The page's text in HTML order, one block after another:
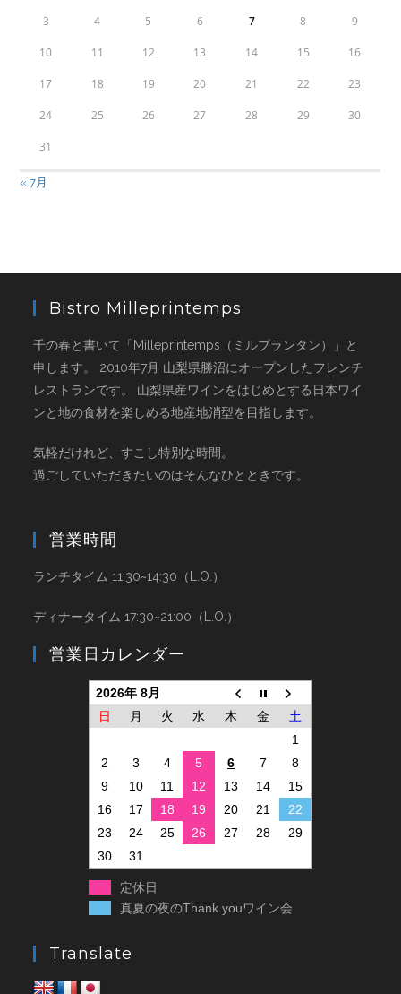
3 4 5 6 7 8 9
10 11 12 13 14 15 16
17 18 19 20 21 22 23
24 25 26 27 28 29 30
31
« 7月
Bistro Milleprintemps
千の春と書いて「Milleprintemps（ミルプランタン）」と
申します。 2010年7月 山梨県勝沼にオープンしたフレンチ
レストランです。 山梨県産ワインをはじめとする日本ワイ
ンと地の食材を楽しめる地産地消型を目指します。
気軽だけれど、すこし特別な時間。
過ごしていただきたいのはそんなひとときです。
営業時間
ランチタイム 11:30~14:30（L.O.）
ディナータイム 17:30~21:00（L.O.）
営業日カレンダー
2026年 8月
日
月 火 水 木 金
土
1
2
3 4 5 6 7
8
9
10 11 12 13 14
15
16
17 18 19 20 21
22
23
24 25 26 27 28
29
30
31
定休日
真夏の夜のThank youワイン会
Translate